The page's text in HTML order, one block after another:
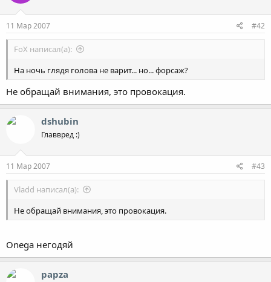
11 Мар 2007 #42
FoX написал(а):
На ночь глядя голова не варит... но... форсаж?
Не обращай внимания, это провокация.
dshubin
Главвред :)
11 Мар 2007 #43
Vladd написал(а):
Не обращай внимания, это провокация.
Onega негодяй
papza